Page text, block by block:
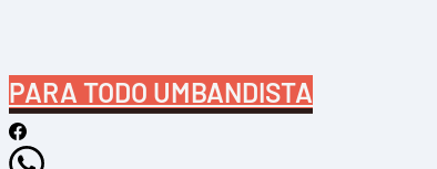
PARA TODO UMBANDISTA